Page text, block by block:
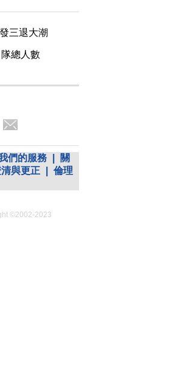
三退大潮
總人數
們的服務
關
與更正
倫理
©2002-2023